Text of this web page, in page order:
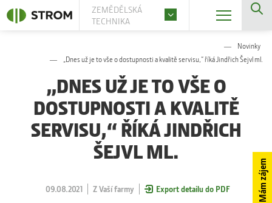
ZEMĚDĚLSKÁ
TECHNIKA
Mám zájem
Novinky
„Dnes už je to vše o dostupnosti a kvalitě servisu,“ říká Jindřich Šejvl ml.
„DNES UŽ JE TO VŠE O
DOSTUPNOSTI A KVALITĚ
SERVISU,“ ŘÍKÁ JINDŘICH
ŠEJVL ML.
09.08.2021 Z Vaší farmy Export detailu do PDF